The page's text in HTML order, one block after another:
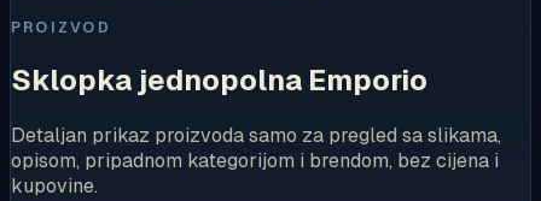
PROIZVOD
Sklopka jednopolna Emporio
Detaljan prikaz proizvoda samo za pregled sa slikama,
opisom, pripadnom kategorijom i brendom, bez cijena i
kupovine.